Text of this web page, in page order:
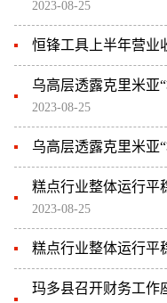
2023-08-25
恒锋工具上半年营业
乌高层透露克里米亚
2023-08-25
乌高层透露克里米亚
糕点行业整体运行平
2023-08-25
糕点行业整体运行平
玛多县召开财务工作